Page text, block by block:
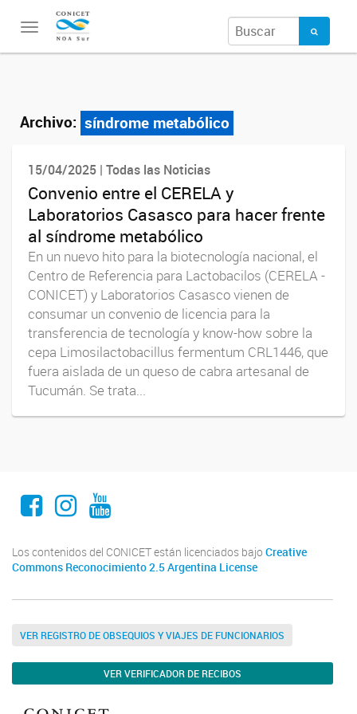
Toggle
navigation
Archivo: síndrome metabólico
15/04/2025 | Todas las Noticias
Convenio entre el CERELA y
Laboratorios Casasco para hacer frente
al síndrome metabólico
En un nuevo hito para la biotecnología nacional, el
Centro de Referencia para Lactobacilos (CERELA -
CONICET) y Laboratorios Casasco vienen de
consumar un convenio de licencia para la
transferencia de tecnología y know-how sobre la
cepa Limosilactobacillus fermentum CRL1446, que
fuera aislada de un queso de cabra artesanal de
Tucumán. Se trata...
Facebook
Instagram
Youtube
Los contenidos del CONICET están licenciados bajo Creative
Commons Reconocimiento 2.5 Argentina License
VER REGISTRO DE OBSEQUIOS Y VIAJES DE FUNCIONARIOS
VER VERIFICADOR DE RECIBOS